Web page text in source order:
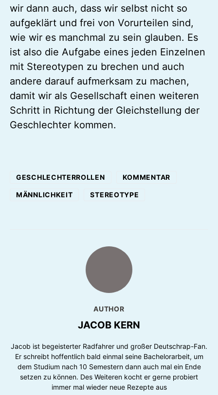
wir dann auch, dass wir selbst nicht so
aufgeklärt und frei von Vorurteilen sind,
wie wir es manchmal zu sein glauben. Es
ist also die Aufgabe eines jeden Einzelnen
mit Stereotypen zu brechen und auch
andere darauf aufmerksam zu machen,
damit wir als Gesellschaft einen weiteren
Schritt in Richtung der Gleichstellung der
Geschlechter kommen.
GESCHLECHTERROLLEN KOMMENTAR
MÄNNLICHKEIT STEREOTYPE
AUTHOR
JACOB KERN
Jacob ist begeisterter Radfahrer und großer Deutschrap-Fan.
Er schreibt hoffentlich bald einmal seine Bachelorarbeit, um
dem Studium nach 10 Semestern dann auch mal ein Ende
setzen zu können. Des Weiteren kocht er gerne probiert
immer mal wieder neue Rezepte aus